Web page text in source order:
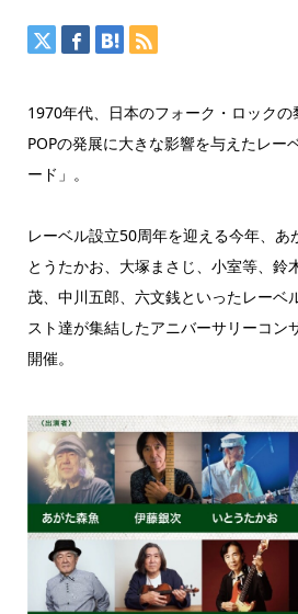
1970年代、日本のフォーク・ロックの
POPの発展に大きな影響を与えたレー
ード」。
レーベル設立50周年を迎える今年、
とうたかお、大塚まさじ、小室等、鈴
茂、中川五郎、六文銭といったレーベ
スト達が集結したアニバーサリーコン
開催。